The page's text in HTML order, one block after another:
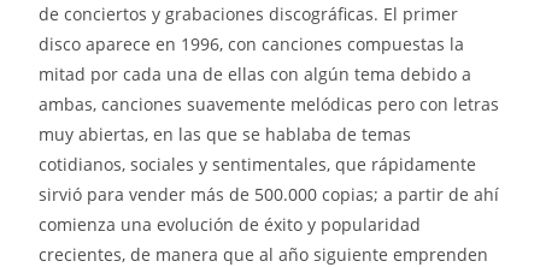
de conciertos y grabaciones discográficas. El primer
disco aparece en 1996, con canciones compuestas la
mitad por cada una de ellas con algún tema debido a
ambas, canciones suavemente melódicas pero con letras
muy abiertas, en las que se hablaba de temas
cotidianos, sociales y sentimentales, que rápidamente
sirvió para vender más de 500.000 copias; a partir de ahí
comienza una evolución de éxito y popularidad
crecientes, de manera que al año siguiente emprenden